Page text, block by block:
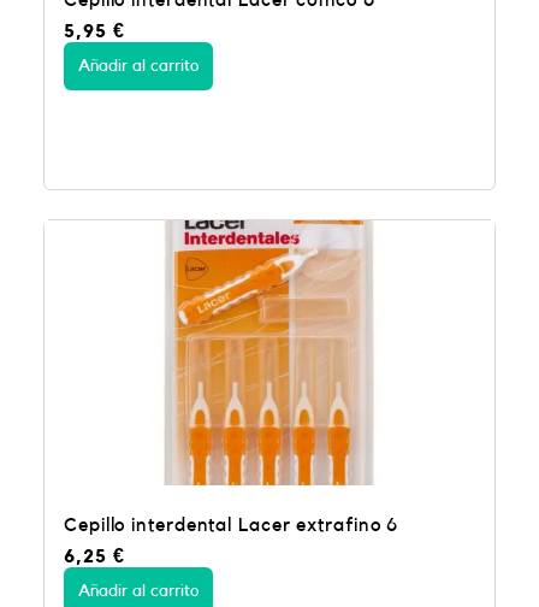
5,95 €
Añadir al carrito
Cepillo interdental Lacer extrafino 6
6,25 €
Añadir al carrito